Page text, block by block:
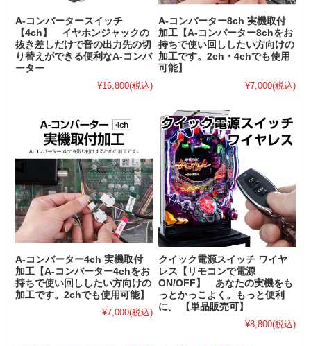
A-コンバータースイッチ
【4ch】 イヤホンジャックの
抜き差しだけで音の出力先の切
り替えができる便利なA-コンバ
ーター
¥16,800(税込)
A-コンバーター8ch 実機取付
加工【A-コンバーター8chをお
持ちで使い回ししたい方向けの
加工です。2ch・4chでも使用
可能】
¥7,000(税込)
A-コンバーター4ch 実機取付
加工【A-コンバーター4chをお
持ちで使い回ししたい方向けの
加工です。2chでも使用可能】
¥7,000(税込)
クイック電源スイッチ ワイヤ
レス【リモコンで電源
ON/OFF】 あなたの実機をも
っとかっこよく。もっと便利
に。 【単品販売可】
¥8,800(税込)